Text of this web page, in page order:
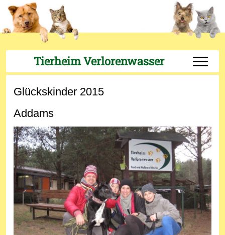
Tierheim Verlorenwasser Off-
Glückskinder 2015
Addams